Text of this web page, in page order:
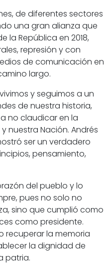
de diferentes sectores
una gran alianza que
la República en 2018,
represión y con
de comunicación en
largo.
y seguimos a un
de nuestra historia,
no claudicar en la
nuestra Nación. Andrés
ser un verdadero
pensamiento,
del pueblo y lo
pues no solo no
sino que cumplió como
como presidente.
recuperar la memoria
la dignidad de
patria.